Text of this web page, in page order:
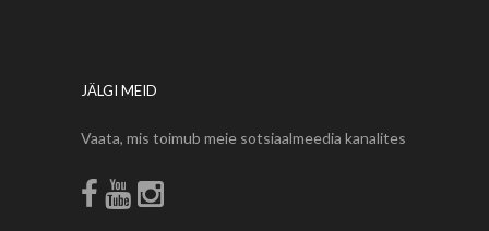
JÄLGI MEID
Vaata, mis toimub meie sotsiaalmeedia kanalites